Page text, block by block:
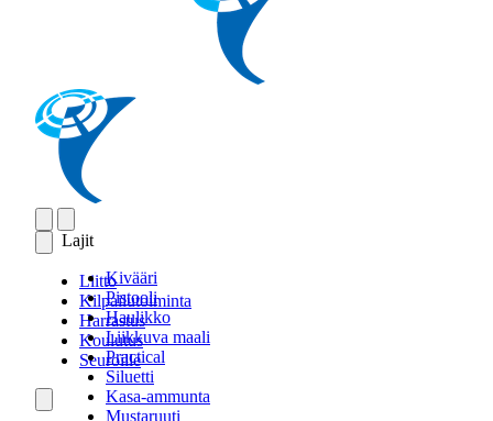
Lajit
Kivääri
Pistooli
Haulikko
Liikkuva maali
Practical
Siluetti
Kasa-ammunta
Mustaruuti
Liitto
Kilpailutoiminta
Harrastus
Koulutus
Seuroille